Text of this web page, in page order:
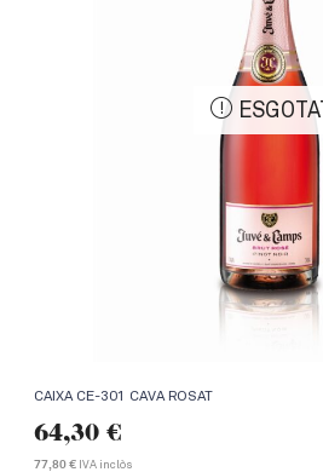
ESGOTAT
CAIXA CE-301 CAVA ROSAT
64,30 €
77,80 € IVA inclòs